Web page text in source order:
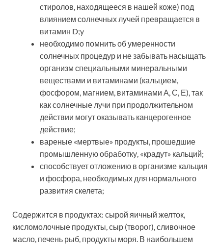
стиролов, находящееся в нашей коже) под
влиянием солнечных лучей превращается в
витамин D;y
необходимо помнить об умеренности
солнечных процедур и не забывать насыщать
организм специальными минеральными
веществами и витаминами (кальцием,
фосфором, магнием, витаминами А, С, Е), так
как солнечные лучи при продолжительном
действии могут оказывать канцерогенное
действие;
вареные «мертвые» продукты, прошедшие
промышленную обработку, «крадут» кальций;
способствует отложению в организме кальция
и фосфора, необходимых для нормального
развития скелета;
Содержится в продуктах: сырой яичный желток,
кисломолочные продукты, сыр (творог), сливочное
масло, печень рыб, продукты моря. В наибольшем